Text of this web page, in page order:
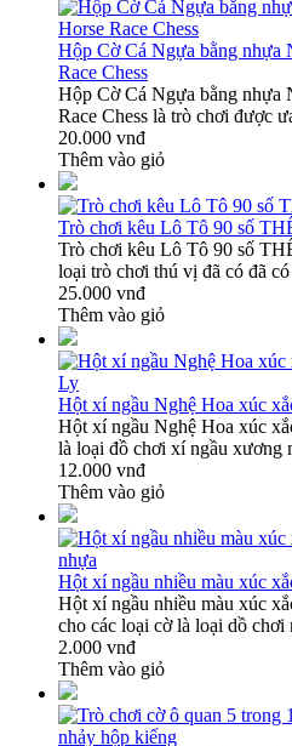
Hộp Cờ Cá Ngựa bằng
Race Chess
Hộp Cờ Cá Ngựa bằng
Race Chess là trò chơi được
20.000 vnđ
Thêm vào giỏ
Trò chơi kêu Lô Tô 90 số
Trò chơi kêu Lô Tô 90 số
loại trò chơi thú vị đã có đã
25.000 vnđ
Thêm vào giỏ
Hột xí ngầu Nghệ Hoa xúc
Hột xí ngầu Nghệ Hoa xúc
là loại đồ chơi xí ngầu xương
12.000 vnđ
Thêm vào giỏ
Hột xí ngầu nhiều màu xúc
Hột xí ngầu nhiều màu xúc
cho các loại cờ là loại dồ chơi
2.000 vnđ
Thêm vào giỏ